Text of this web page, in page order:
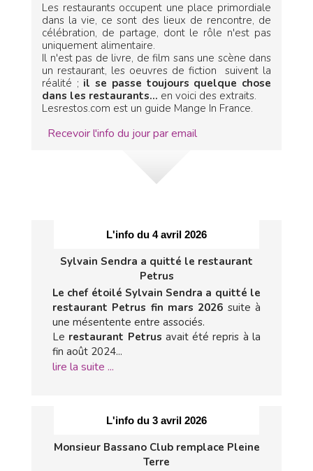
Les restaurants occupent une place primordiale
dans la vie, ce sont des lieux de rencontre, de
célébration, de partage, dont le rôle n'est pas
uniquement alimentaire.
Il n'est pas de livre, de film sans une scène dans
un restaurant, les oeuvres de fiction suivent la
réalité ; il se passe toujours quelque chose
dans les restaurants... en voici des extraits.
Lesrestos.com est un guide Mange In France.
Recevoir l'info du jour par email
L'info du 4 avril 2026
Sylvain Sendra a quitté le restaurant
Petrus
Le chef étoilé Sylvain Sendra a quitté le
restaurant Petrus fin mars 2026 suite à
une mésentente entre associés.
Le restaurant Petrus avait été repris à la
fin août 2024...
lire la suite ...
L'info du 3 avril 2026
Monsieur Bassano Club remplace Pleine
Terre